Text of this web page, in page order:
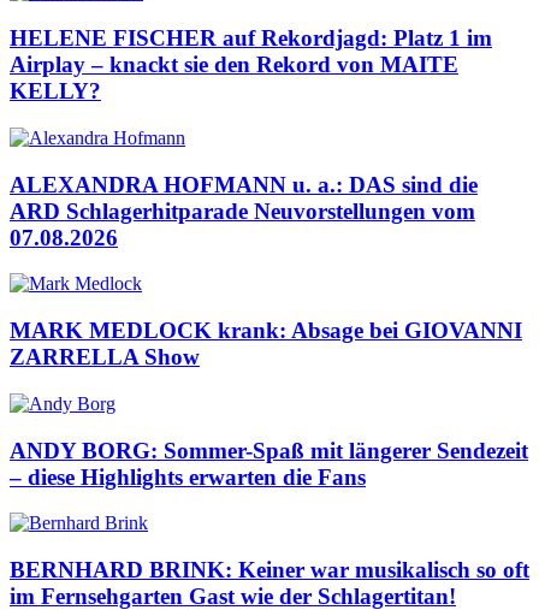
HELENE FISCHER auf Rekordjagd: Platz 1 im
Airplay – knackt sie den Rekord von MAITE
KELLY?
ALEXANDRA HOFMANN u. a.: DAS sind die
ARD Schlagerhitparade Neuvorstellungen vom
07.08.2026
MARK MEDLOCK krank: Absage bei GIOVANNI
ZARRELLA Show
ANDY BORG: Sommer-Spaß mit längerer Sendezeit
– diese Highlights erwarten die Fans
BERNHARD BRINK: Keiner war musikalisch so oft
im Fernsehgarten Gast wie der Schlagertitan!